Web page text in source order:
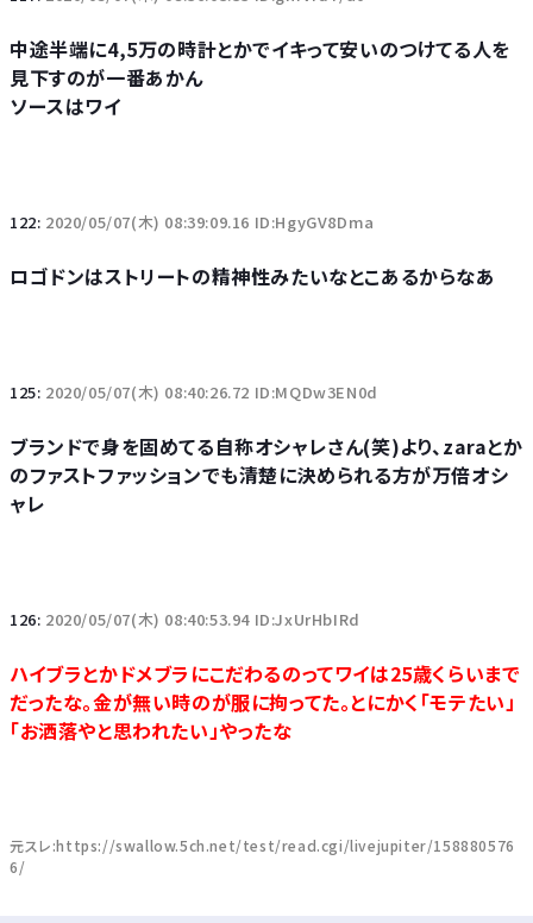
中途半端に4,5万の時計とかでイキって安いのつけてる人を
見下すのが一番あかん
ソースはワイ
122: 2020/05/07(木) 08:39:09.16 ID:HgyGV8Dma
ロゴドンはストリートの精神性みたいなとこあるからなあ
125: 2020/05/07(木) 08:40:26.72 ID:MQDw3EN0d
ブランドで身を固めてる自称オシャレさん(笑)より、zaraとか
のファストファッションでも清楚に決められる方が万倍オシ
ャレ
126: 2020/05/07(木) 08:40:53.94 ID:JxUrHbIRd
ハイブラとかドメブラにこだわるのってワイは25歳くらいまで
だったな。金が無い時のが服に拘ってた。とにかく「モテたい」
「お洒落やと思われたい」やったな
元スレ:https://swallow.5ch.net/test/read.cgi/livejupiter/158880576
6/